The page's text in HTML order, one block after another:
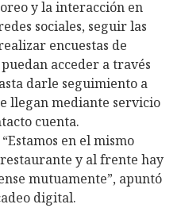
y la interacción en
sociales, seguir las
encuestas de
acceder a través
darle seguimiento a
llegan mediante servicio
cuenta.
“Estamos en el mismo
y al frente hay
mutuamente”, apuntó
digital.